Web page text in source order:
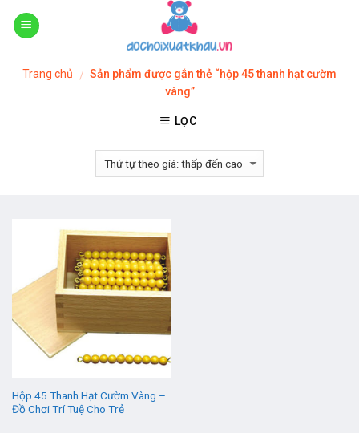
Skip
Trang chủ / Sản phẩm được gắn thẻ “hộp 45 thanh hạt cườm
vàng”
LỌC
Hộp 45 Thanh Hạt Cườm Vàng –
Đồ Chơi Trí Tuệ Cho Trẻ